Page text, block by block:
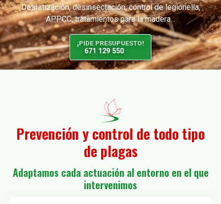
Desratización, desinsectación, control de legionella,
APPCC, tratamientos para la madera...
¡PIDE PRESUPUESTO!
671 129 550
Prevención y control de todo tipo
de plagas
Adaptamos cada actuación al entorno en el que
intervenimos